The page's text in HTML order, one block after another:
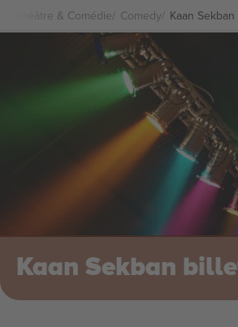
Théâtre & Comédie Comedy Kaan
Kaan Sekban